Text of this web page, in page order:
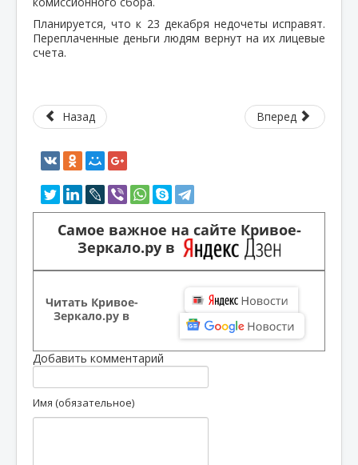
Планируется, что к 23 декабря недочеты исправят.
Переплаченные деньги людям вернут на их лицевые
счета.
Назад Вперед
Самое важное на сайте Кривое-
Зеркало.ру в
Читать Кривое-
Зеркало.ру в
Добавить комментарий
Имя (обязательное)